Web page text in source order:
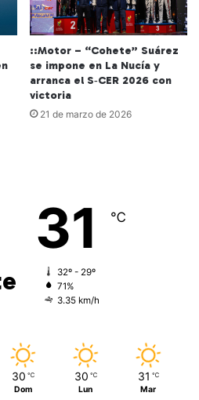
::Motor – “Cohete” Suárez
se impone en La Nucía y
arranca el S‑CER 2026 con
victoria
21 de marzo de 2026
31 ℃
32º - 29º
71%
3.35 km/h
30 ℃
Dom
30 ℃
Lun
31 ℃
Mar